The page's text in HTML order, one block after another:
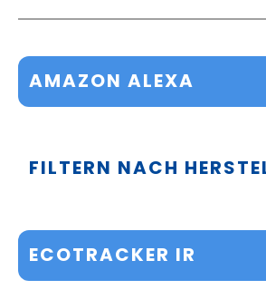
AMAZON ALEXA
FILTERN NACH
ECOTRACKER IR